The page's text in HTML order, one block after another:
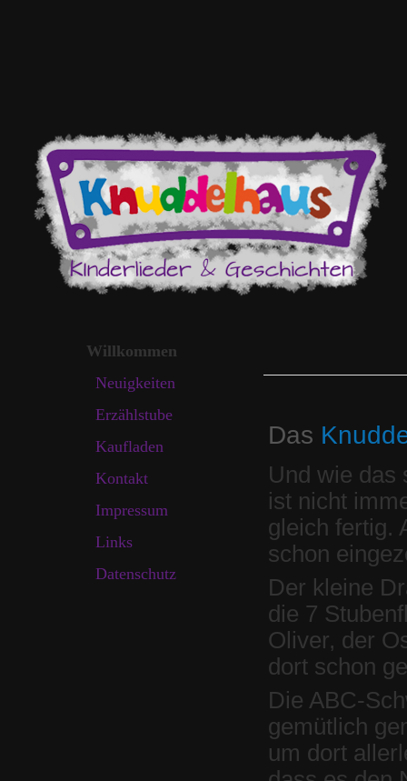
Willkommen
Neuigkeiten
Erzählstube
Kaufladen
Kontakt
Impressum
Links
Datenschutz
Das
Und wie das
ist nicht
gleich fertig.
schon
Der kleine
die 7
Oliver, der
dort schon
Die ABC-
gemütlich
um dort